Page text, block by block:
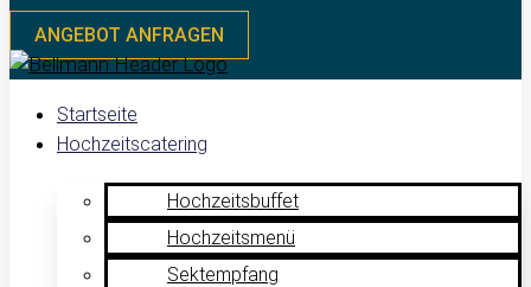
ANGEBOT ANFRAGEN
Startseite
Hochzeitscatering
Hochzeitsbuffet
Hochzeitsmenü
Sektempfang